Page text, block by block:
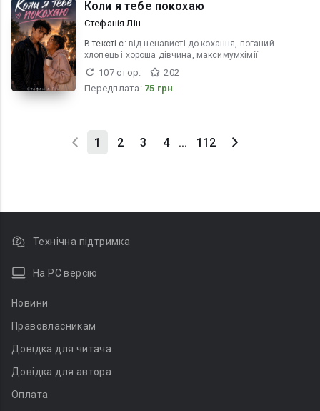
Коли я тебе покохаю
Стефанія Лін
В текcті є: від ненависті до кохання, поганий
хлопець і хороша дівчина, максимумхімії
107 стор.
202
Передплата: 75 грн
1 2 3 4 ... 112
Технічна підтримка
На PC версію
Новини
Правовласникам
Довідка для читача
Довідка для автора
Оплата